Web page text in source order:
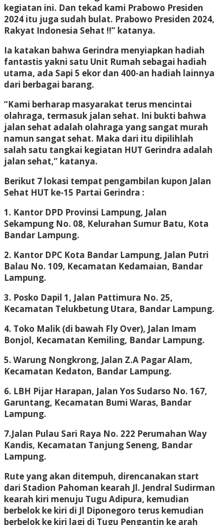
kegiatan ini. Dan tekad kami Prabowo Presiden
2024 itu juga sudah bulat. Prabowo Presiden 2024,
Rakyat Indonesia Sehat !!” katanya.
Ia katakan bahwa Gerindra menyiapkan hadiah
fantastis yakni satu Unit Rumah sebagai hadiah
utama, ada Sapi 5 ekor dan 400-an hadiah lainnya
dari berbagai barang.
“Kami berharap masyarakat terus mencintai
olahraga, termasuk jalan sehat. Ini bukti bahwa
jalan sehat adalah olahraga yang sangat murah
namun sangat sehat. Maka dari itu dipilihlah
salah satu tangkai kegiatan HUT Gerindra adalah
jalan sehat,” katanya.
Berikut 7 lokasi tempat pengambilan kupon Jalan
Sehat HUT ke-15 Partai Gerindra :
1. Kantor DPD Provinsi Lampung, Jalan
Sekampung No. 08, Kelurahan Sumur Batu, Kota
Bandar Lampung.
2. Kantor DPC Kota Bandar Lampung, Jalan Putri
Balau No. 109, Kecamatan Kedamaian, Bandar
Lampung.
3. Posko Dapil 1, Jalan Pattimura No. 25,
Kecamatan Telukbetung Utara, Bandar Lampung.
4. Toko Malik (di bawah Fly Over), Jalan Imam
Bonjol, Kecamatan Kemiling, Bandar Lampung.
5. Warung Nongkrong, Jalan Z.A Pagar Alam,
Kecamatan Kedaton, Bandar Lampung.
6. LBH Pijar Harapan, Jalan Yos Sudarso No. 167,
Garuntang, Kecamatan Bumi Waras, Bandar
Lampung.
7.Jalan Pulau Sari Raya No. 222 Perumahan Way
Kandis, Kecamatan Tanjung Seneng, Bandar
Lampung.
Rute yang akan ditempuh, direncanakan start
dari Stadion Pahoman kearah Jl. Jendral Sudirman
kearah kiri menuju Tugu Adipura, kemudian
berbelok ke kiri di Jl Diponegoro terus kemudian
berbelok ke kiri lagi di Tugu Pengantin ke arah